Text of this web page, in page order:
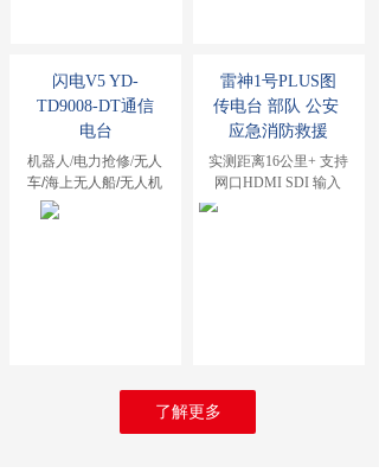
闪电V5 YD-
TD9008-DT通信
电台
机器人/电力抢修/无人
车/海上无人船/无人机
雷神1号PLUS图
传电台 部队 公安
应急消防救援
实测距离16公里+ 支持
网口HDMI SDI 输入
了解更多